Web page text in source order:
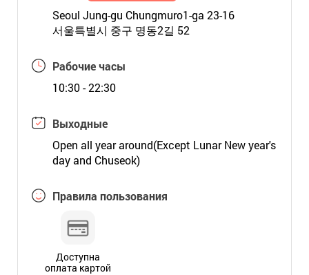
Seoul Jung-gu Chungmuro1-ga 23-16
서울특별시 중구 명동2길 52
Рабочие часы
10:30 - 22:30
Выходные
Open all year around(Except Lunar New year's
day and Chuseok)
Правила пользования
Доступна
оплата картой